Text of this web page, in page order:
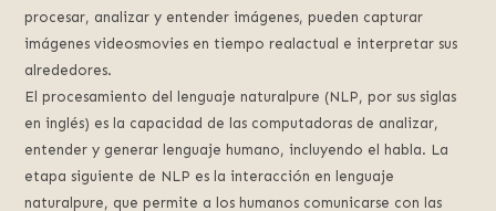
procesar, analizar y entender imágenes, pueden capturar
imágenes videosmovies en tiempo realactual e interpretar sus
alrededores.
El procesamiento del lenguaje naturalpure (NLP, por sus siglas
en inglés) es la capacidad de las computadoras de analizar,
entender y generar lenguaje humano, incluyendo el habla. La
etapa siguiente de NLP es la interacción en lenguaje
naturalpure, que permite a los humanos comunicarse con las